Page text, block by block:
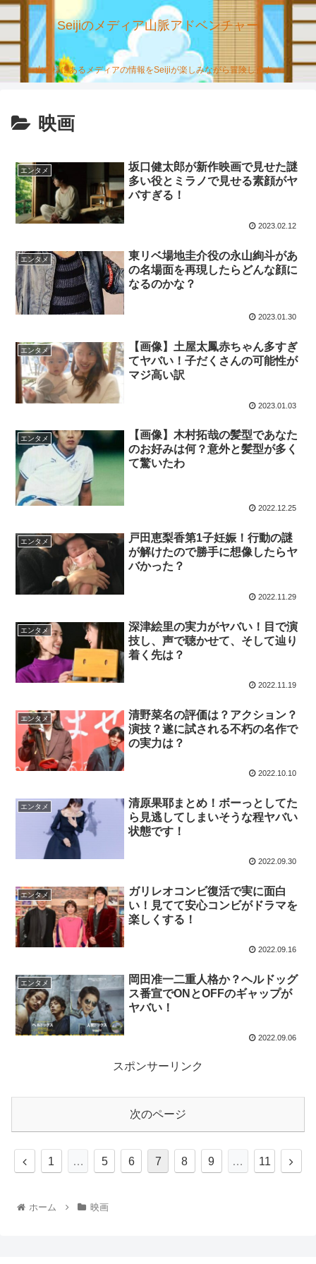
Seijiのメディア山脈アドベンチャー
山の様にあるメディアの情報をSeijiが楽しみながら冒険します。
映画
エンタメ
坂口健太郎が新作映画で見せた謎
多い役とミラノで見せる素顔がヤ
バすぎる！
2023.02.12
エンタメ
東リベ場地圭介役の永山絢斗があ
の名場面を再現したらどんな顔に
なるのかな？
2023.01.30
エンタメ
【画像】土屋太鳳赤ちゃん多すぎ
てヤバい！子だくさんの可能性が
マジ高い訳
2023.01.03
エンタメ
【画像】木村拓哉の髪型であなた
のお好みは何？意外と髪型が多く
て驚いたわ
2022.12.25
エンタメ
戸田恵梨香第1子妊娠！行動の謎
が解けたので勝手に想像したらヤ
バかった？
2022.11.29
エンタメ
深津絵里の実力がヤバい！目で演
技し、声で聴かせて、そして辿り
着く先は？
2022.11.19
エンタメ
清野菜名の評価は？アクション？
演技？遂に試される不朽の名作で
の実力は？
2022.10.10
エンタメ
清原果耶まとめ！ボーっとしてた
ら見逃してしまいそうな程ヤバい
状態です！
2022.09.30
エンタメ
ガリレオコンビ復活で実に面白
い！見てて安心コンビがドラマを
楽しくする！
2022.09.16
エンタメ
岡田准一二重人格か？ヘルドッグ
ス番宣でONとOFFのギャップが
ヤバい！
2022.09.06
スポンサーリンク
次のページ
1 … 5 6 7 8 9 … 11
ホーム 映画